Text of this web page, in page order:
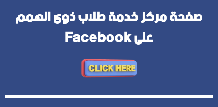
صفحة مركز خدمة طلاب ذوى الهمم
على Facebook